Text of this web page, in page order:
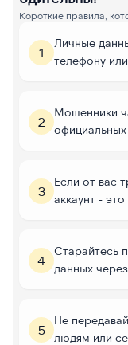
Короткие правила,
1
Личные
телефону
2
Мошенники
официальных
3
Если от вас
аккаунт -
4
Старайтесь
данных
5
Не
людям или